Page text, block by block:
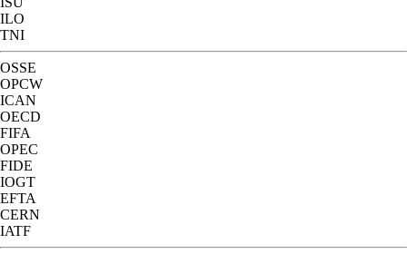
ILO
TNI
OSSE
OPCW
ICAN
OECD
FIFA
OPEC
FIDE
IOGT
EFTA
CERN
IATF